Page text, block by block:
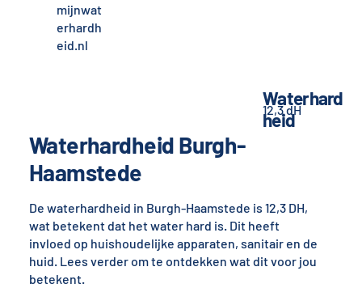
mijnwat
erhardh
eid.nl
Waterhardheid Burgh-
Haamstede
De waterhardheid in Burgh-Haamstede is 12,3 DH,
wat betekent dat het water hard is. Dit heeft
invloed op huishoudelijke apparaten, sanitair en de
huid. Lees verder om te ontdekken wat dit voor jou
betekent.
Waterhard
heid
12,3 dH